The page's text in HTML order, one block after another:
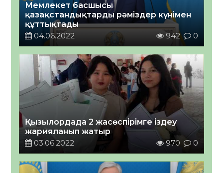
Мемлекет басшысы
қазақстандықтарды рәміздер күнімен
құттықтады
04.06.2022
942 0
Қызылордада 2 жасөспірімге іздеу
жарияланып жатыр
03.06.2022
970 0